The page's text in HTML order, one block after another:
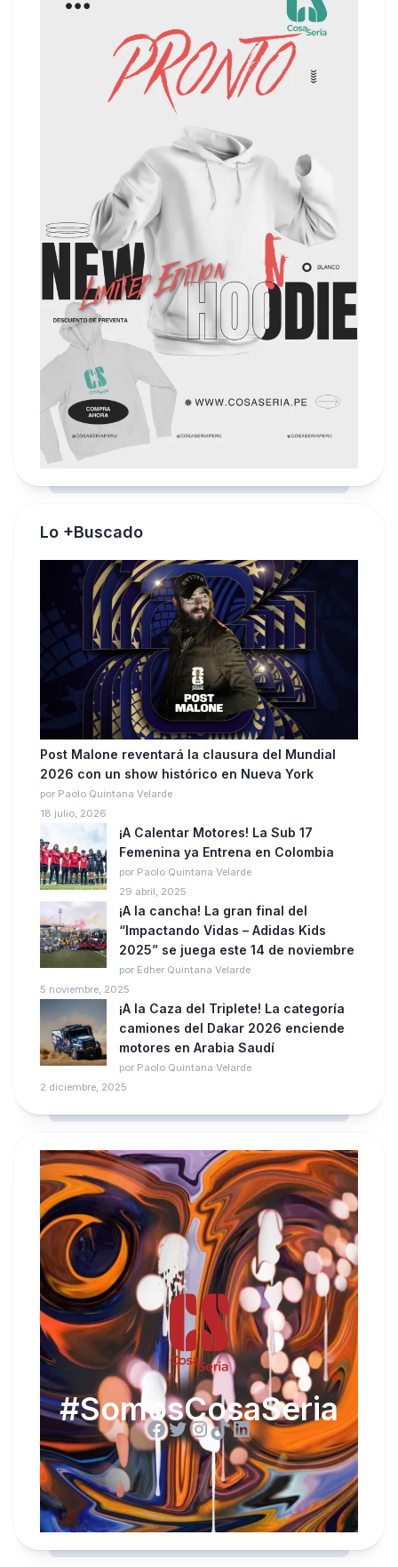
Lo +Buscado
Post Malone reventará la clausura del Mundial
2026 con un show histórico en Nueva York
por Paolo Quintana Velarde
18 julio, 2026
¡A Calentar Motores! La Sub 17
Femenina ya Entrena en Colombia
por Paolo Quintana Velarde
29 abril, 2025
¡A la cancha! La gran final del
“Impactando Vidas – Adidas Kids
2025” se juega este 14 de noviembre
por Edher Quintana Velarde
5 noviembre, 2025
¡A la Caza del Triplete! La categoría
camiones del Dakar 2026 enciende
motores en Arabia Saudí
por Paolo Quintana Velarde
2 diciembre, 2025
#SomosCosaSeria
Facebook
Twitter
Instagram
TikTok
LinkedIn